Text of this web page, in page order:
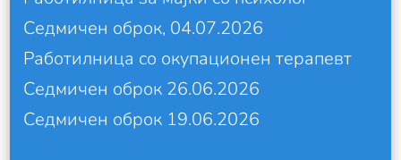
Седмичен оброк, 04.07.2026
Работилница со окупационен терапевт
Седмичен оброк 26.06.2026
Седмичен оброк 19.06.2026